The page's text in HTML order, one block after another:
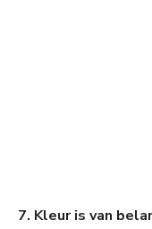
7. Kleur is van